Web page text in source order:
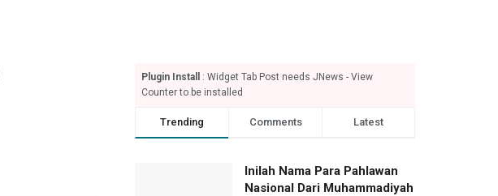
Plugin Install
: Widget Tab Post needs JNews - View
Counter to be installed
Trending Comments Latest
Inilah Nama Para Pahlawan
Nasional Dari Muhammadiyah